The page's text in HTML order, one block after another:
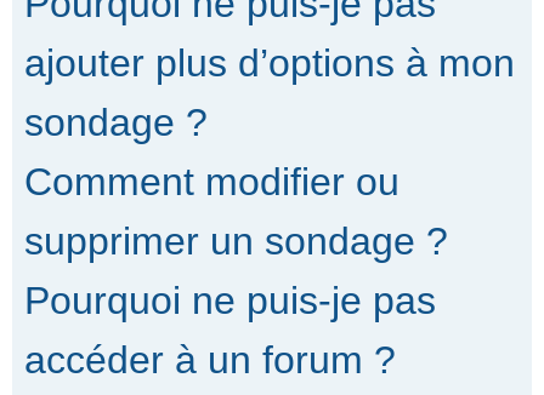
ajouter plus d’options à mon
sondage ?
Comment modifier ou
supprimer un sondage ?
Pourquoi ne puis-je pas
accéder à un forum ?